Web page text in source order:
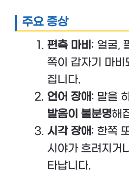
주요 증상
편측 마비 : 얼굴,
쪽이 갑자기 마비
집니다.
언어 장애: 말을
발음이 불분명해
시각 장애: 한쪽
시야가 흐려지거
타납니다.